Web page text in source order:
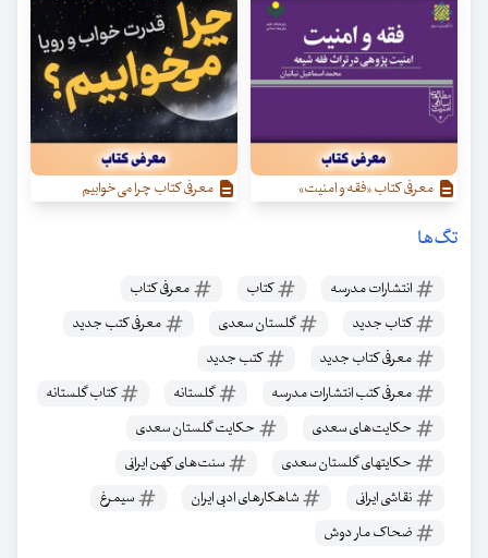
معرفی کتاب «فقه و امنیت» معرفی کتاب چرا می‌خوابیم
تگ‌ها
انتشارات مدرسه کتاب
معرفی کتاب
کتاب جدید
گلستان سعدی
معرفی کتب جدید
معرفی کتاب جدید
کتب جدید
معرفی کتب انتشارات مدرسه
گلستانه
کتاب گلستانه
حکایت‌های سعدی
حکایت گلستان سعدی
حکایتهای گلستان سعدی
سنت‌های کهن ایرانی
نقاشی ایرانی
شاهکار‌های ادبی ایران
سیمرغ
ضحاک مار دوش